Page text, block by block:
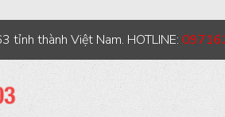
tỉnh thành Việt Nam. HOTLINE: